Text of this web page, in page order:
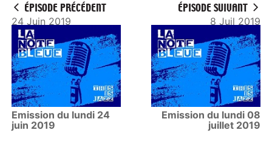
ÉPISODE PRÉCÉDENT
24 Juin 2019
Emission du lundi 24
juin 2019
ÉPISODE SUIVANT
8 Juil 2019
Emission du lundi 08
juillet 2019